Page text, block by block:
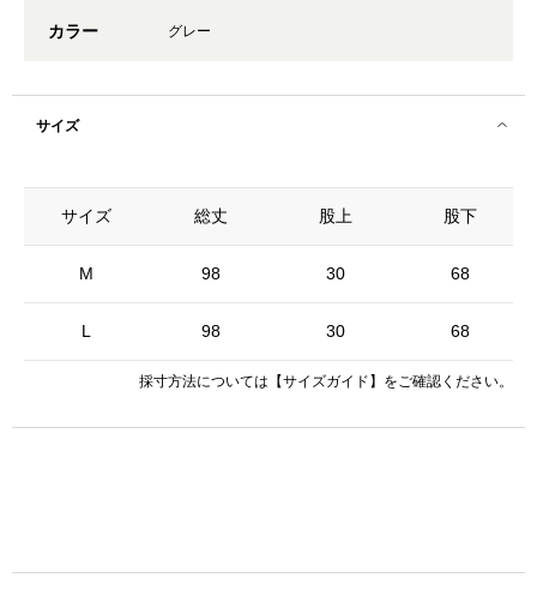
カラー グレー
サイズ
サイズ
M
L
総丈 股上 股下
98 30 68
98 30 68
採寸方法については 【サイズガイド】 をご確認ください。